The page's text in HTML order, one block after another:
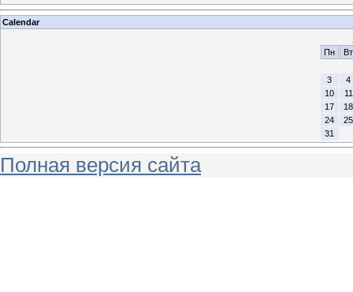
Calendar
Пн
Вт
3
4
10
11
17
18
24
25
31
Полная версия сайта